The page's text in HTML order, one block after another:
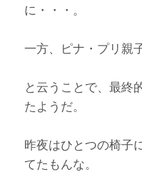
に・・・。
一方、ピナ・プリ親
と云うことで、最終
たようだ。
昨夜はひとつの椅子
てたもんな。